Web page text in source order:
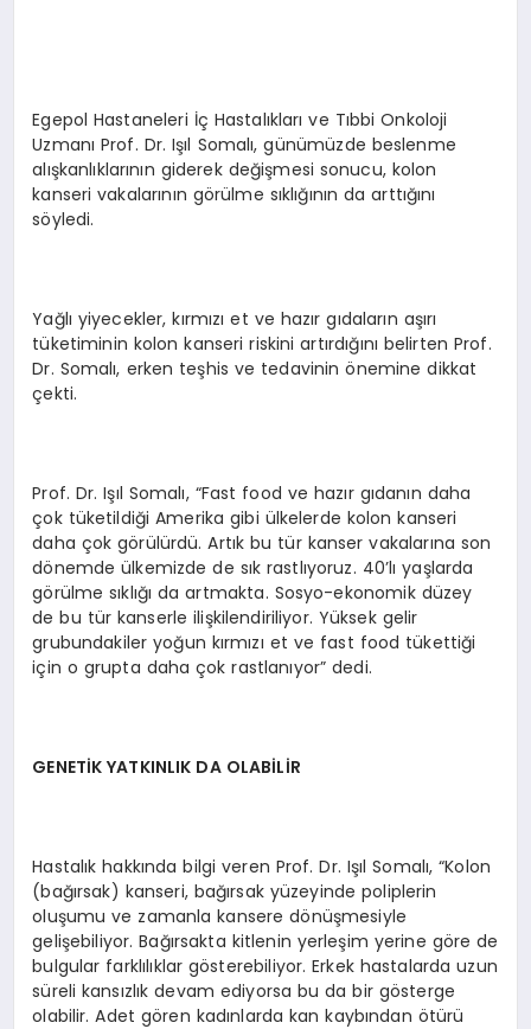
Egepol Hastaneleri İç Hastalıkları ve Tıbbi Onkoloji
Uzmanı Prof. Dr. Işıl Somalı, günümüzde beslenme
alışkanlıklarının giderek değişmesi sonucu, kolon
kanseri vakalarının görülme sıklığının da arttığını
söyledi.
Yağlı yiyecekler, kırmızı et ve hazır gıdaların aşırı
tüketiminin kolon kanseri riskini artırdığını belirten Prof.
Dr. Somalı, erken teşhis ve tedavinin önemine dikkat
çekti.
Prof. Dr. Işıl Somalı, “Fast food ve hazır gıdanın daha
çok tüketildiği Amerika gibi ülkelerde kolon kanseri
daha çok görülürdü. Artık bu tür kanser vakalarına son
dönemde ülkemizde de sık rastlıyoruz. 40’lı yaşlarda
görülme sıklığı da artmakta. Sosyo-ekonomik düzey
de bu tür kanserle ilişkilendiriliyor. Yüksek gelir
grubundakiler yoğun kırmızı et ve fast food tükettiği
için o grupta daha çok rastlanıyor” dedi.
GENETİK YATKINLIK DA OLABİLİR
Hastalık hakkında bilgi veren Prof. Dr. Işıl Somalı, “Kolon
(bağırsak) kanseri, bağırsak yüzeyinde poliplerin
oluşumu ve zamanla kansere dönüşmesiyle
gelişebiliyor. Bağırsakta kitlenin yerleşim yerine göre de
bulgular farklılıklar gösterebiliyor. Erkek hastalarda uzun
süreli kansızlık devam ediyorsa bu da bir gösterge
olabilir. Adet gören kadınlarda kan kaybından ötürü